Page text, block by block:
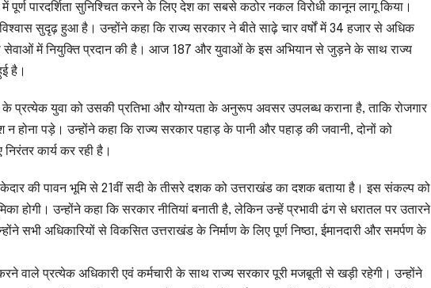
पूर्ण पारदर्शिता सुनिश्चित करने के लिए देश का सबसे कठोर नकल विरोधी कानून लागू किया।
सुदृढ़ हुआ है। उन्होंने कहा कि राज्य सरकार ने बीते साढ़े चार वर्षों में 34 हजार से अधिक
सेवाओं में नियुक्ति प्रदान की है। आज 187 और युवाओं के इस अभियान से जुड़ने के साथ राज्य
है।
के प्रत्येक युवा को उसकी प्रतिभा और योग्यता के अनुरूप अवसर उपलब्ध कराना है, ताकि रोजगार
होना पड़े। उन्होंने कहा कि राज्य सरकार पहाड़ के पानी और पहाड़ की जवानी, दोनों को
कार्य कर रही है।
केदार की पावन भूमि से 21वीं सदी के तीसरे दशक को उत्तराखंड का दशक बताया है। इस संकल्प को
होगी। उन्होंने कहा कि सरकार नीतियां बनाती है, लेकिन उन्हें प्रभावी ढंग से धरातल पर उतारने
सभी अधिकारियों से विकसित उत्तराखंड के निर्माण के लिए पूर्ण निष्ठा, ईमानदारी और समर्पण के
वाले प्रत्येक अधिकारी एवं कर्मचारी के साथ राज्य सरकार पूरी मजबूती से खड़ी रहेगी। उन्होंने